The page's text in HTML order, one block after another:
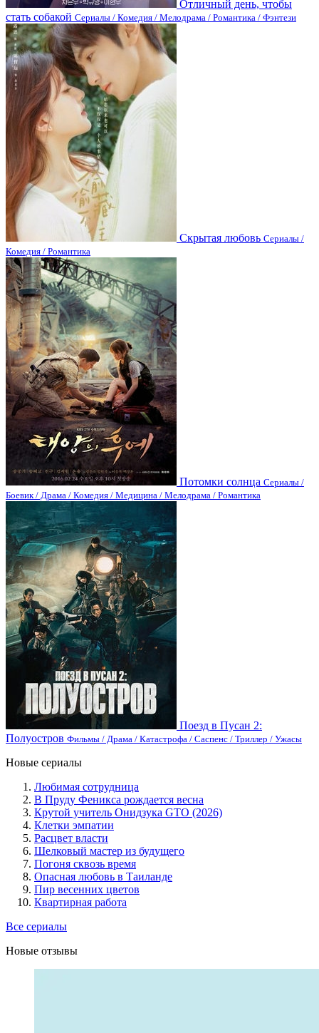
Отличный день, чтобы
стать собакой Сериалы / Комедия / Мелодрама / Романтика / Фэнтези
Скрытая любовь Сериалы /
Комедия / Романтика
Потомки солнца Сериалы /
Боевик / Драма / Комедия / Медицина / Мелодрама / Романтика
Поезд в Пусан 2:
Полуостров Фильмы / Драма / Катастрофа / Саспенс / Триллер / Ужасы
Новые сериалы
Любимая сотрудница
В Пруду Феникса рождается весна
Крутой учитель Онидзука GTO (2026)
Клетки эмпатии
Расцвет власти
Шелковый мастер из будущего
Погоня сквозь время
Опасная любовь в Таиланде
Пир весенних цветов
Квартирная работа
Все сериалы
Новые отзывы